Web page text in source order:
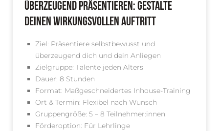
Überzeugend präsentieren: Gestalte
deinen wirkungsvollen Auftritt
Ziel: Präsentiere selbstbewusst und
überzeugend dich und dein Anliegen
Zielgruppe: Talente jeden Alters
Dauer: 8 Stunden
Format: Maßgeschneidertes Inhouse-Training
Ort & Termin: Flexibel nach Wunsch
Gruppengröße: 5 – 8 Teilnehmer:innen
Förderoption: Für Lehrlinge